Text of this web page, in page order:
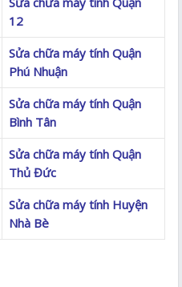
12
Sửa chữa máy tính Quận
Phú Nhuận
Sửa chữa máy tính Quận
Bình Tân
Sửa chữa máy tính Quận
Thủ Đức
Sửa chữa máy tính Huyện
Nhà Bè